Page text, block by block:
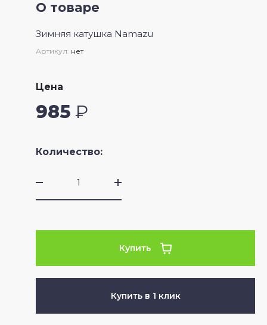
О товаре
Зимняя катушка Namazu
Артикул: нет
Цена
985 ₽
Количество:
Купить
Купить в 1 клик